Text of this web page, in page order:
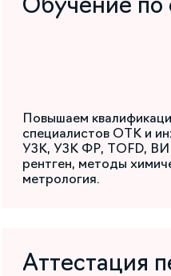
Обучение
Повышаем
специалистов ОТК и
УЗК, УЗК ФР, TOFD,
рентген, методы
метрология.
Аттестация